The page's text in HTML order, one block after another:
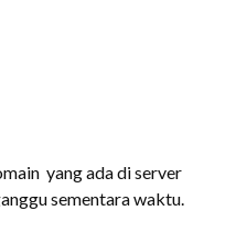
yang ada di server
sementara waktu.